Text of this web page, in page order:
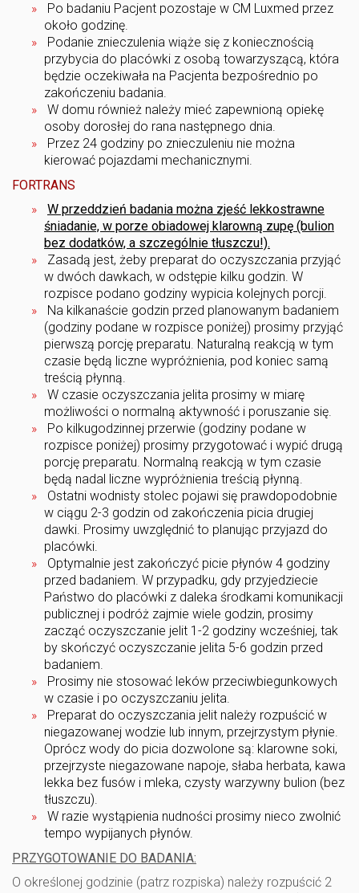
Po badaniu Pacjent pozostaje w CM Luxmed przez
około godzinę.
Podanie znieczulenia wiąże się z koniecznością
przybycia do placówki z osobą towarzyszącą, która
będzie oczekiwała na Pacjenta bezpośrednio po
zakończeniu badania.
W domu również należy mieć zapewnioną opiekę
osoby dorosłej do rana następnego dnia.
Przez 24 godziny po znieczuleniu nie można
kierować pojazdami mechanicznymi.
FORTRANS
W przeddzień badania można zjeść lekkostrawne
śniadanie, w porze obiadowej klarowną zupę (bulion
bez dodatków, a szczególnie tłuszczu!).
Zasadą jest, żeby preparat do oczyszczania przyjąć
w dwóch dawkach, w odstępie kilku godzin. W
rozpisce podano godziny wypicia kolejnych porcji.
Na kilkanaście godzin przed planowanym badaniem
(godziny podane w rozpisce poniżej) prosimy przyjąć
pierwszą porcję preparatu. Naturalną reakcją w tym
czasie będą liczne wypróżnienia, pod koniec samą
treścią płynną.
W czasie oczyszczania jelita prosimy w miarę
możliwości o normalną aktywność i poruszanie się.
Po kilkugodzinnej przerwie (godziny podane w
rozpisce poniżej) prosimy przygotować i wypić drugą
porcję preparatu. Normalną reakcją w tym czasie
będą nadal liczne wypróżnienia treścią płynną.
Ostatni wodnisty stolec pojawi się prawdopodobnie
w ciągu 2-3 godzin od zakończenia picia drugiej
dawki. Prosimy uwzględnić to planując przyjazd do
placówki.
Optymalnie jest zakończyć picie płynów 4 godziny
przed badaniem. W przypadku, gdy przyjedziecie
Państwo do placówki z daleka środkami komunikacji
publicznej i podróż zajmie wiele godzin, prosimy
zacząć oczyszczanie jelit 1-2 godziny wcześniej, tak
by skończyć oczyszczanie jelita 5-6 godzin przed
badaniem.
Prosimy nie stosować leków przeciwbiegunkowych
w czasie i po oczyszczaniu jelita.
Preparat do oczyszczania jelit należy rozpuścić w
niegazowanej wodzie lub innym, przejrzystym płynie.
Oprócz wody do picia dozwolone są: klarowne soki,
przejrzyste niegazowane napoje, słaba herbata, kawa
lekka bez fusów i mleka, czysty warzywny bulion (bez
tłuszczu).
W razie wystąpienia nudności prosimy nieco zwolnić
tempo wypijanych płynów.
PRZYGOTOWANIE DO BADANIA:
O określonej godzinie (patrz rozpiska) należy rozpuścić 2